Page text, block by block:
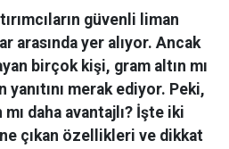
güvenli liman
arasında yer alıyor. Ancak
birçok kişi, gram altın mı
yanıtını merak ediyor. Peki,
mı daha avantajlı? İşte iki
çıkan özellikleri ve dikkat